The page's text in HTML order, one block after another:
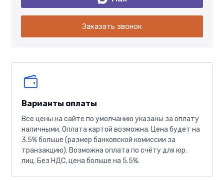
Заказать звонок
Варианты оплаты
Все цены на сайте по умолчанию указаны за оплату
наличными. Оплата картой возможна. Цена будет на
3.5% больше (размер банковской комиссии за
транзакцию). Возможна оплата по счёту для юр.
лиц. Без НДС, цена больше на 5.5%.